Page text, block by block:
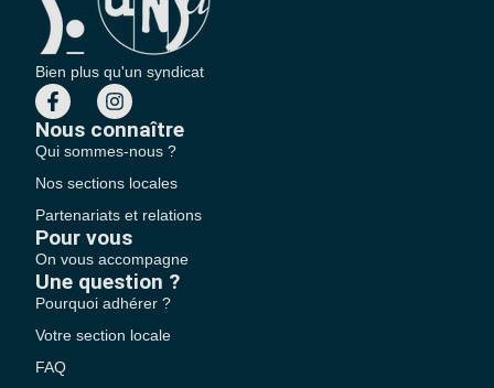
Bien plus qu'un syndicat
Nous connaître
Qui sommes-nous ?
Nos sections locales
Partenariats et relations
Pour vous
On vous accompagne
Une question ?
Pourquoi adhérer ?
Votre section locale
FAQ